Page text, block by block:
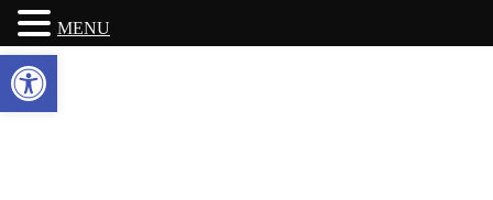
MENU
Abrir barra de herramientas